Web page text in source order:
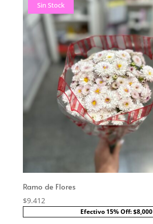
Sin Stock
Ramo de Flores
$9.412
Efectivo 15% Off: $8,000